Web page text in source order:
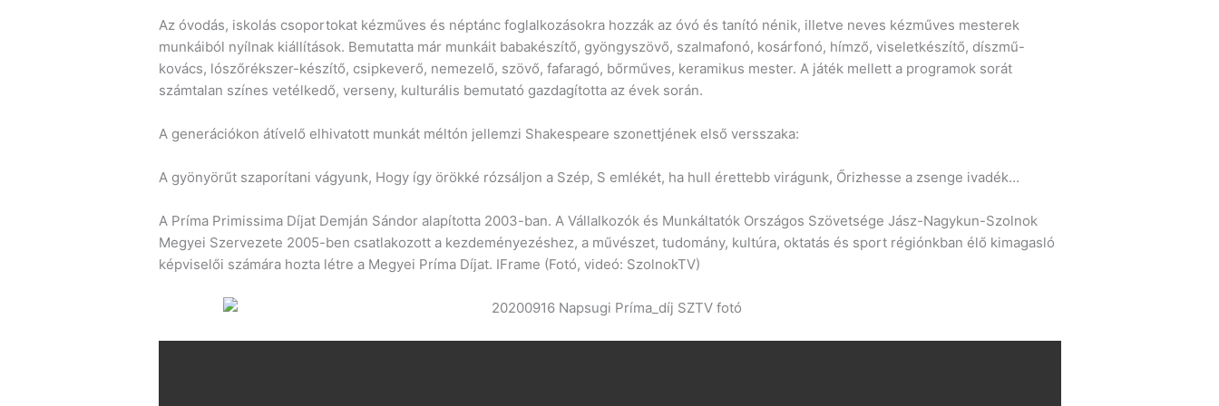
Az óvodás, iskolás csoportokat kézműves és néptánc foglalkozásokra hozzák az óvó és tanító nénik, illetve neves kézműves mesterek
munkáiból nyílnak kiállítások. Bemutatta már munkáit babakészítő, gyöngyszövő, szalmafonó, kosárfonó, hímző, viseletkészítő, díszmű-
kovács, lószőrékszer-készítő, csipkeverő, nemezelő, szövő, fafaragó, bőrműves, keramikus mester. A játék mellett a programok sorát
számtalan színes vetélkedő, verseny, kulturális bemutató gazdagította az évek során.
A generációkon átívelő elhivatott munkát méltón jellemzi Shakespeare szonettjének első versszaka:
A gyönyörűt szaporítani vágyunk, Hogy így örökké rózsáljon a Szép, S emlékét, ha hull érettebb virágunk, Őrizhesse a zsenge ivadék…
A Príma Primissima Díjat Demján Sándor alapította 2003-ban. A Vállalkozók és Munkáltatók Országos Szövetsége Jász-Nagykun-Szolnok
Megyei Szervezete 2005-ben csatlakozott a kezdeményezéshez, a művészet, tudomány, kultúra, oktatás és sport régiónkban élő kimagasló
képviselői számára hozta létre a Megyei Príma Díjat. IFrame (Fotó, videó: SzolnokTV)